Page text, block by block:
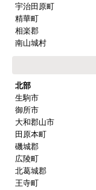
宇治田原町
精華町
相楽郡
南山城村
北部
生駒市
御所市
大和郡山市
田原本町
磯城郡
広陵町
北葛城郡
王寺町